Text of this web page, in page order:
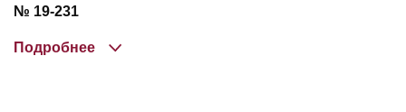
№ 19-231
Подробнее